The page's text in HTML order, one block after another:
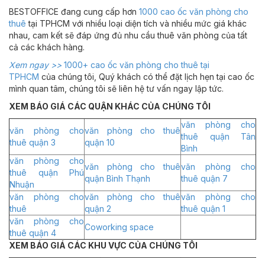
BESTOFFICE đang cung cấp hơn 1000 cao ốc văn phòng cho
thuêtại TPHCM với nhiều loại diện tích và nhiều mức giá khác
nhau, cam kết sẽ đáp ứng đủ nhu cầu thuê văn phòng của tất
cả các khách hàng.
Xem ngay >> 1000+ cao ốc văn phòng cho thuê tại
TPHCM của chúng tôi, Quý khách có thể đặt lịch hẹn tại cao ốc
mình quan tâm, chúng tôi sẽ liên hệ tư vấn ngay lập tức.
XEM BÁO GIÁ CÁC QUẬN KHÁC CỦA CHÚNG TÔI
văn phòng cho
thuê quận 3
văn phòng cho thuê
quận 10
văn phòng cho
thuê quận Tân
Bình
văn phòng cho
thuê quận Phú
Nhuận
văn phòng cho thuê
quận Bình Thạnh
văn phòng cho
thuê quận 7
văn phòng cho
thuê
văn phòng cho thuê
quận 2
văn phòng cho
thuê quận 1
văn phòng cho
thuê quận 4
Coworking space
XEM BÁO GIÁ CÁC KHU VỰC CỦA CHÚNG TÔI